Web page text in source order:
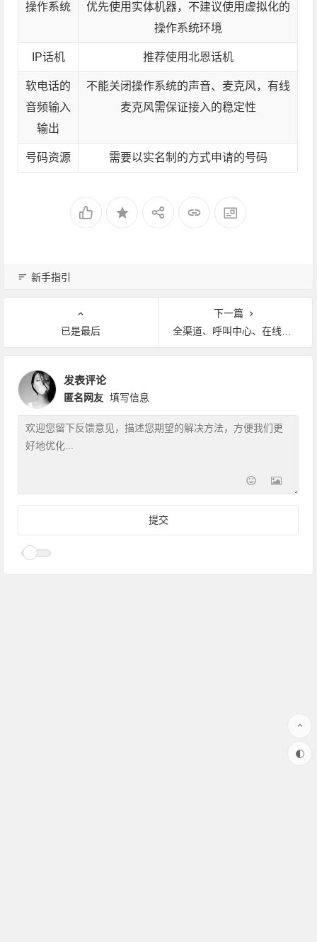
操作系统
优先使用实体机器，不建议使用虚拟化的
操作系统环境
IP话机 推荐使用北恩话机
软电话的
音频输入
输出
不能关闭操作系统的声音、麦克风，有线
麦克风需保证接入的稳定性
号码资源 需要以实名制的方式申请的号码
新手指引
已是最后
下一篇
全渠道、呼叫中心、在线客服座席有什么区别？
发表评论
匿名网友 填写信息